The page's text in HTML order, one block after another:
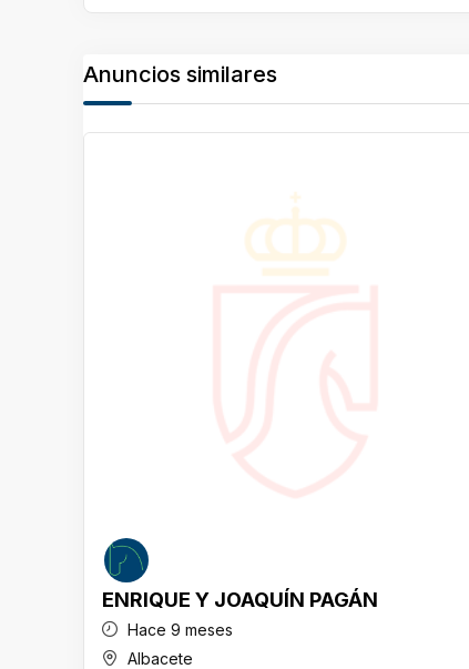
Anuncios similares
ENRIQUE Y JOAQUÍN PAGÁN
Hace 9 meses
Albacete